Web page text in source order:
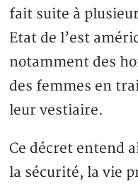
fait suite à
Etat de l’est
notamment des
des femmes en
leur vestiaire.
Ce décret entend
la sécurité, la vie